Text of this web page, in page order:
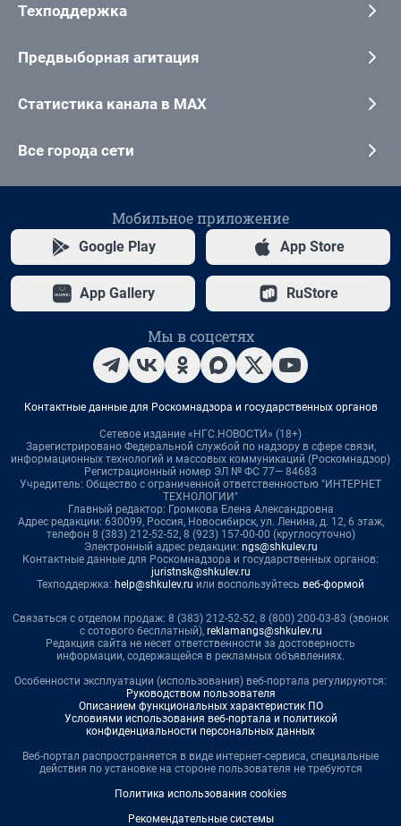
Техподдержка
Предвыборная агитация
Статистика канала в MAX
Все города сети
Мобильное приложение
Google Play App Store
App Gallery RuStore
Мы в соцсетях
Контактные данные для Роскомнадзора и государственных органов
Сетевое издание «НГС.НОВОСТИ» (18+)
Зарегистрировано Федеральной службой по надзору в сфере связи,
информационных технологий и массовых коммуникаций (Роскомнадзор)
Регистрационный номер ЭЛ № ФС 77— 84683
Учредитель: Общество с ограниченной ответственностью "ИНТЕРНЕТ
ТЕХНОЛОГИИ"
Главный редактор: Громкова Елена Александровна
Адрес редакции: 630099, Россия, Новосибирск, ул. Ленина, д. 12, 6 этаж,
телефон 8 (383) 212-52-52, 8 (923) 157-00-00 (круглосуточно)
Электронный адрес редакции: ngs@shkulev.ru
Контактные данные для Роскомнадзора и государственных органов:
juristnsk@shkulev.ru
Техподдержка: help@shkulev.ru или воспользуйтесь веб-формой
Связаться с отделом продаж: 8 (383) 212-52-52, 8 (800) 200-03-83 (звонок
с сотового бесплатный), reklamangs@shkulev.ru
Редакция сайта не несет ответственности за достоверность
информации, содержащейся в рекламных объявлениях.
Особенности эксплуатации (использования) веб-портала регулируются:
Руководством пользователя
Описанием функциональных характеристик ПО
Условиями использования веб-портала и политикой
конфиденциальности персональных данных
Веб-портал распространяется в виде интернет-сервиса, специальные
действия по установке на стороне пользователя не требуются
Политика использования cookies
Рекомендательные системы